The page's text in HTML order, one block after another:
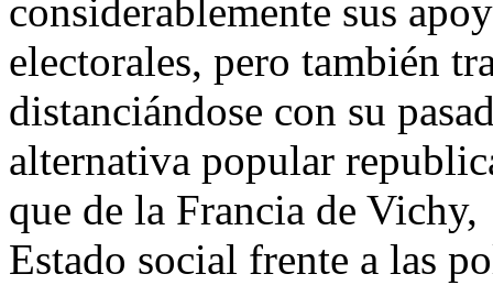
considerablemente sus
electorales, pero también
distanciándose con su
alternativa popular
que de la Francia de
Estado social frente a las